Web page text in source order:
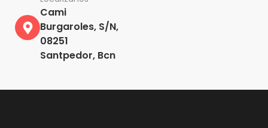
Cami
Burgaroles, S/N,
08251
Santpedor, Bcn